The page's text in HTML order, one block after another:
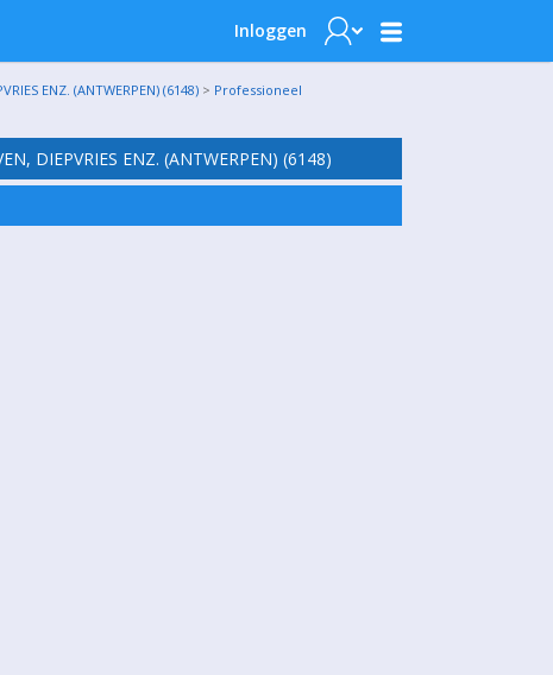
Inloggen
ENZ. (ANTWERPEN) (6148) > Professioneel
DIEPVRIES ENZ. (ANTWERPEN) (6148)